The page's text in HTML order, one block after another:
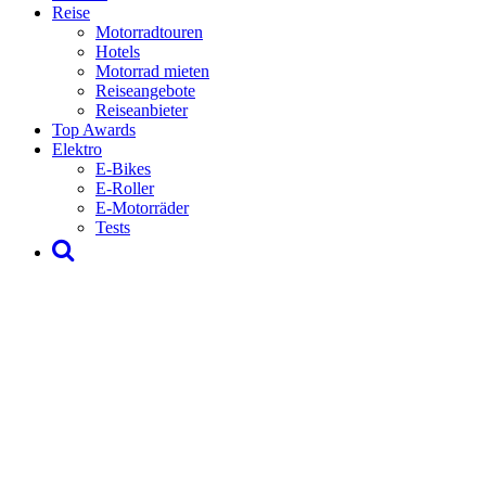
Reise
Motorradtouren
Hotels
Motorrad mieten
Reiseangebote
Reiseanbieter
Top Awards
Elektro
E-Bikes
E-Roller
E-Motorräder
Tests